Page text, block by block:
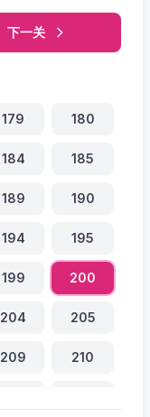
下一关
179 180
184 185
189 190
194 195
199 200
204 205
209 210